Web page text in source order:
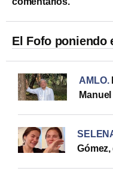
El Fofo poniendo
AMLO.